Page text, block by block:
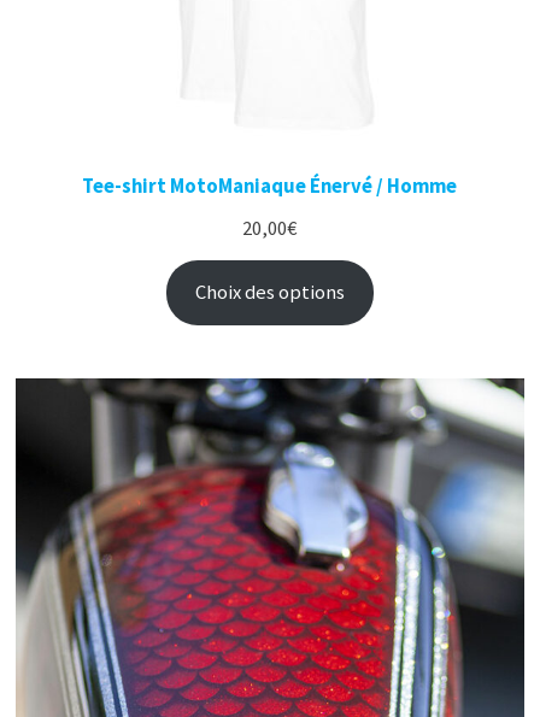
Tee-shirt MotoManiaque Énervé / Homme
20,00€
Choix des options